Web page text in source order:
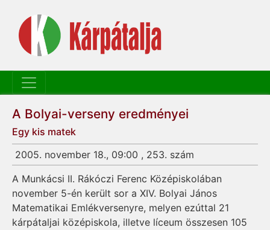
A Bolyai-verseny eredményei
Egy kis matek
2005. november 18., 09:00 , 253. szám
A Munkácsi II. Rákóczi Ferenc Középiskolában
november 5-én került sor a XIV. Bolyai János
Matematikai Emlékversenyre, melyen ezúttal 21
kárpátaljai középiskola, illetve líceum összesen 105